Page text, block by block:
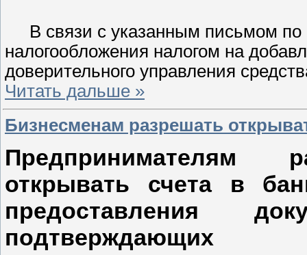
В связи с указанным письмом
налогообложения налогом на
доверительного управления
Читать дальше »
Бизнесменам разрешать
Предпринимателям
открывать счета в
предоставления
подтверждающих